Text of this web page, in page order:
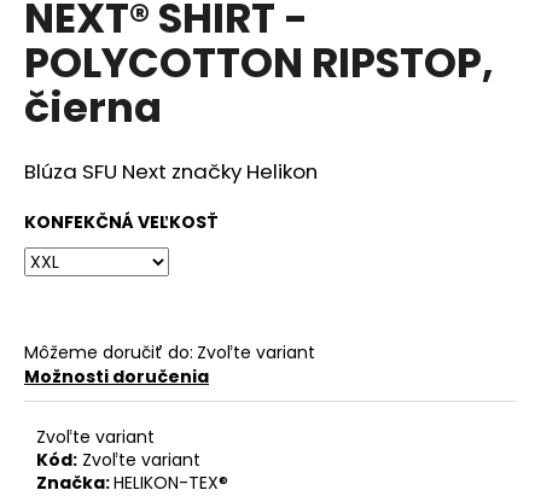
NEXT® SHIRT -
POLYCOTTON RIPSTOP,
čierna
Blúza SFU Next značky Helikon
KONFEKČNÁ VEĽKOSŤ
Môžeme doručiť do: Zvoľte variant
Možnosti doručenia
Zvoľte variant
Kód: Zvoľte variant
Značka:HELIKON-TEX®
á
j
s
ť
?
O
d
p
o